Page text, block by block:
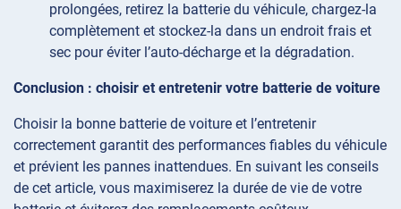
prolongées, retirez la batterie du véhicule, chargez-la
complètement et stockez-la dans un endroit frais et
sec pour éviter l’auto-décharge et la dégradation.
Conclusion : choisir et entretenir votre batterie de voiture
Choisir la bonne batterie de voiture et l’entretenir
correctement garantit des performances fiables du véhicule
et prévient les pannes inattendues. En suivant les conseils
de cet article, vous maximiserez la durée de vie de votre